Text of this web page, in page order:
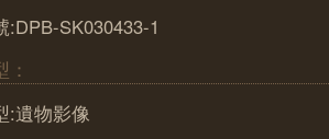
:DPB-SK030433-1
:遺物影像